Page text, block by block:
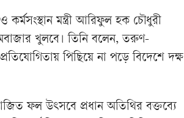
কর্মসংস্থান মন্ত্রী আরিফুল হক চৌধুরী
খুলবে। তিনি বলেন, তরুণ-
পিছিয়ে না পড়ে বিদেশে দক্ষ
ফল উৎসবে প্রধান অতিথির বক্তব্যে